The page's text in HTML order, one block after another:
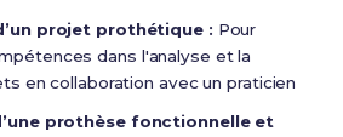
projet prothétique : Pour
dans l'analyse et la
en collaboration avec un praticien
prothèse fonctionnelle et